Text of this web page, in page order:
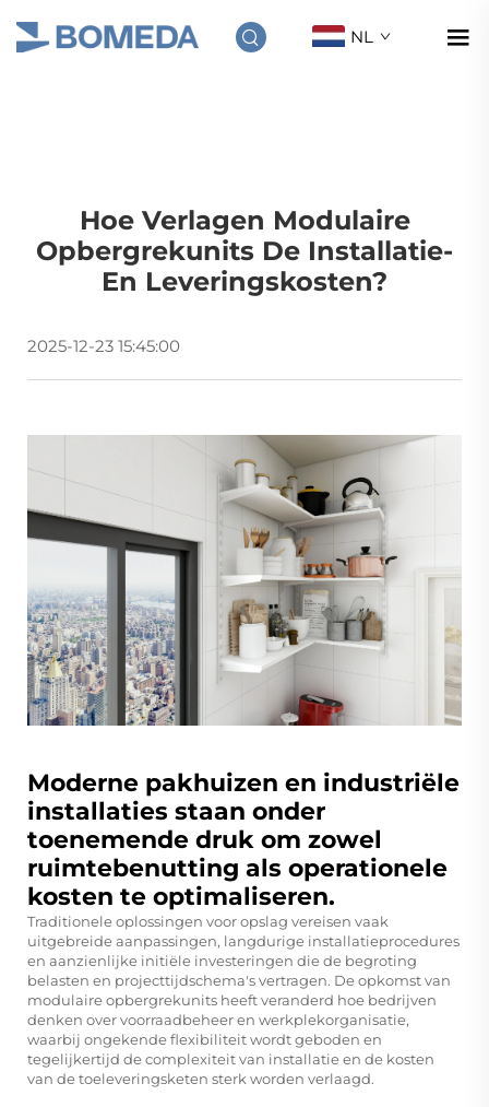
NL
Hoe Verlagen Modulaire
Opbergrekunits De Installatie-
En Leveringskosten?
2025-12-23 15:45:00
Moderne pakhuizen en industriële
installaties staan onder
toenemende druk om zowel
ruimtebenutting als operationele
kosten te optimaliseren.
Traditionele oplossingen voor opslag vereisen vaak
uitgebreide aanpassingen, langdurige installatieprocedures
en aanzienlijke initiële investeringen die de begroting
belasten en projecttijdschema's vertragen. De opkomst van
modulaire opbergrekunits heeft veranderd hoe bedrijven
denken over voorraadbeheer en werkplekorganisatie,
waarbij ongekende flexibiliteit wordt geboden en
tegelijkertijd de complexiteit van installatie en de kosten
van de toeleveringsketen sterk worden verlaagd.